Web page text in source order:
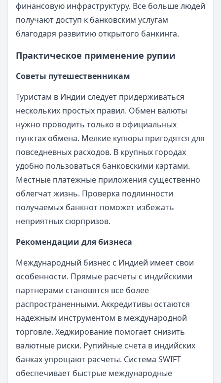
финансовую инфраструктуру. Все больше людей
получают доступ к банковским услугам
благодаря развитию открытого банкинга.
Практическое применение рупии
Советы путешественникам
Туристам в Индии следует придерживаться
нескольких простых правил. Обмен валюты
нужно проводить только в официальных
пунктах обмена. Мелкие купюры пригодятся для
повседневных расходов. В крупных городах
удобно пользоваться банковскими картами.
Местные платежные приложения существенно
облегчат жизнь. Проверка подлинности
получаемых банкнот поможет избежать
неприятных сюрпризов.
Рекомендации для бизнеса
Международный бизнес с Индией имеет свои
особенности. Прямые расчеты с индийскими
партнерами становятся все более
распространенными. Аккредитивы остаются
надежным инструментом в международной
торговле. Хеджирование помогает снизить
валютные риски. Рупийные счета в индийских
банках упрощают расчеты. Система SWIFT
обеспечивает быстрые международные